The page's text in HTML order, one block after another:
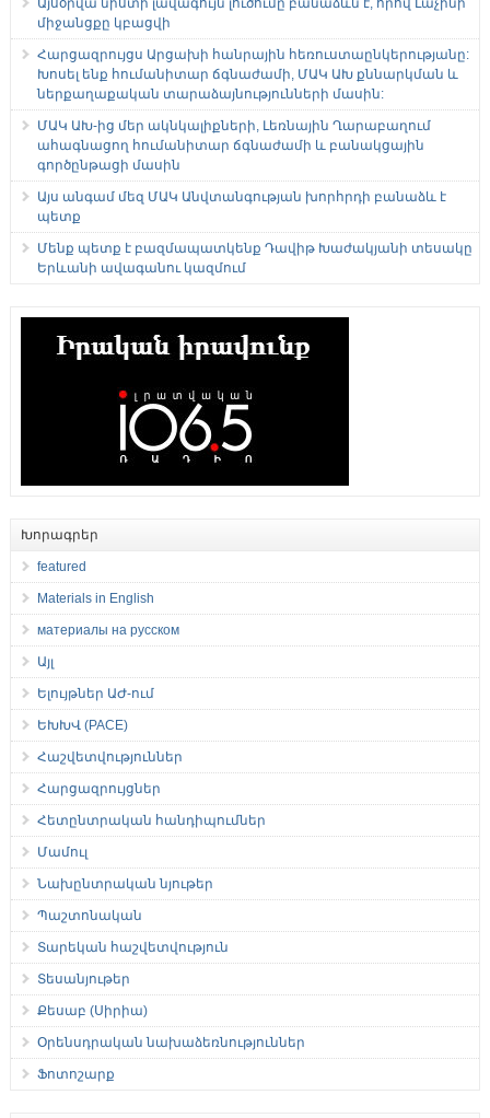
Այսօրվա նիստի լավագույն լուծումը բանաձևն է, որով Լաչինի
միջանցքը կբացվի
Հարցազրույցս Արցախի հանրային հեռուստաընկերությանը:
Խոսել ենք հումանիտար ճգնաժամի, ՄԱԿ ԱԽ քննարկման և
ներքաղաքական տարաձայնությունների մասին:
ՄԱԿ ԱԽ-ից մեր ակնկալիքների, Լեռնային Ղարաբաղում
ահագնացող հումանիտար ճգնաժամի և բանակցային
գործընթացի մասին
Այս անգամ մեզ ՄԱԿ Անվտանգության խորհրդի բանաձև է
պետք
Մենք պետք է բազմապատկենք Դավիթ Խաժակյանի տեսակը
Երևանի ավագանու կազմում
Խորագրեր
featured
Materials in English
материалы на русском
Այլ
Ելույթներ ԱԺ-ում
ԵԽԽՎ (PACE)
Հաշվետվություններ
Հարցազրույցներ
Հետընտրական հանդիպումներ
Մամուլ
Նախընտրական նյութեր
Պաշտոնական
Տարեկան հաշվետվություն
Տեսանյութեր
Քեսաբ (Սիրիա)
Օրենսդրական նախաձեռնություններ
Ֆոտոշարք